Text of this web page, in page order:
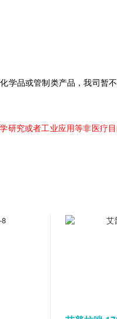
学品或管制类产品，我司暂不
研究或者工业应用等非医疗